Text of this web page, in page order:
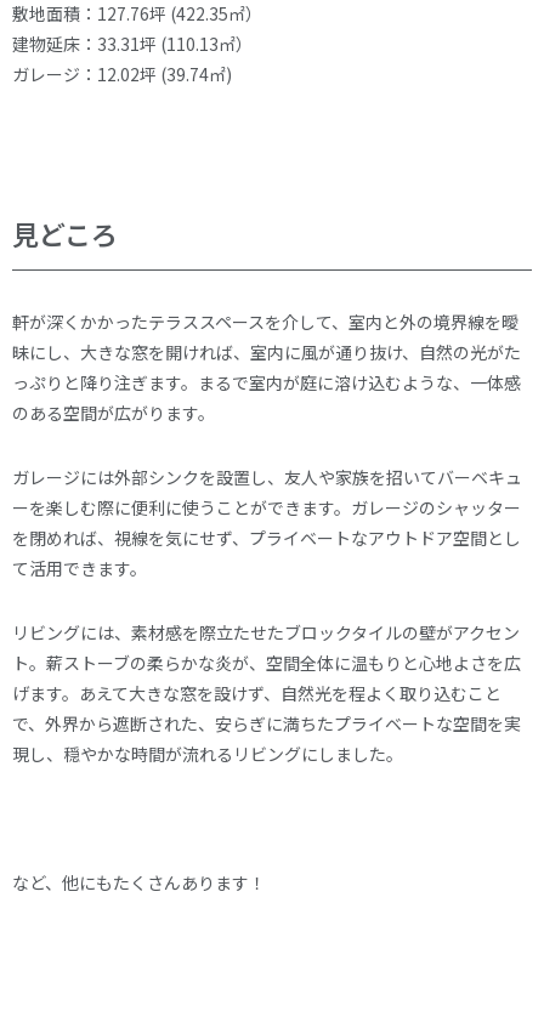
敷地面積：127.76坪 (422.35㎡）
建物延床：33.31坪 (110.13㎡）
ガレージ：12.02坪 (39.74㎡)
見どころ
軒が深くかかったテラススペースを介して、室内と外の境界線を曖
昧にし、大きな窓を開ければ、室内に風が通り抜け、自然の光がた
っぷりと降り注ぎます。まるで室内が庭に溶け込むような、一体感
のある空間が広がります。
ガレージには外部シンクを設置し、友人や家族を招いてバーベキュ
ーを楽しむ際に便利に使うことができます。ガレージのシャッター
を閉めれば、視線を気にせず、プライベートなアウトドア空間とし
て活用できます。
リビングには、素材感を際立たせたブロックタイルの壁がアクセン
ト。薪ストーブの柔らかな炎が、空間全体に温もりと心地よさを広
げます。あえて大きな窓を設けず、自然光を程よく取り込むこと
で、外界から遮断された、安らぎに満ちたプライベートな空間を実
現し、穏やかな時間が流れるリビングにしました。
など、他にもたくさんあります！